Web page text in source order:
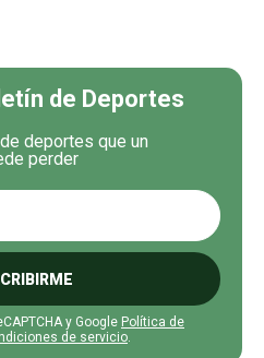
de Deportes
deportes que un
perder
y Google Política de
de servicio.